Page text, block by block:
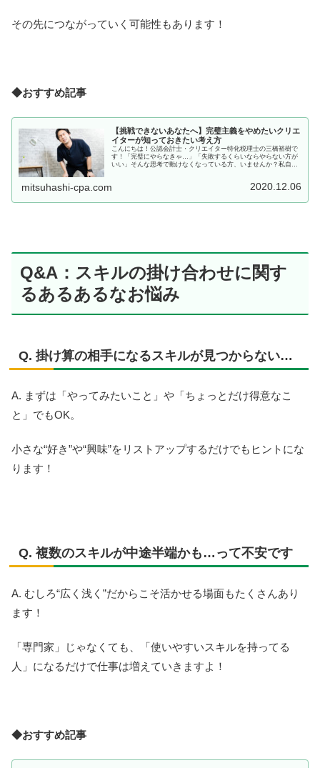
その先につながっていく可能性もあります！
◆おすすめ記事
【挑戦できないあなたへ】完璧主義をやめたいクリエ
イターが知っておきたい考え方
こんにちは！公認会計士・クリエイター特化税理士の三橋裕樹で
す！「完璧にやらなきゃ…」「失敗するくらいならやらない方が
いい」そんな思考で動けなくなっている方、いませんか？私自身
mitsuhashi-cpa.com 2020.12.06
Q&A：スキルの掛け合わせに関す
るあるあるなお悩み
Q. 掛け算の相手になるスキルが見つからない…
A. まずは「やってみたいこと」や「ちょっとだけ得意なこ
と」でもOK。
小さな“好き”や“興味”をリストアップするだけでもヒントにな
ります！
Q. 複数のスキルが中途半端かも…って不安です
A. むしろ“広く浅く”だからこそ活かせる場面もたくさんあり
ます！
「専門家」じゃなくても、「使いやすいスキルを持ってる
人」になるだけで仕事は増えていきますよ！
◆おすすめ記事